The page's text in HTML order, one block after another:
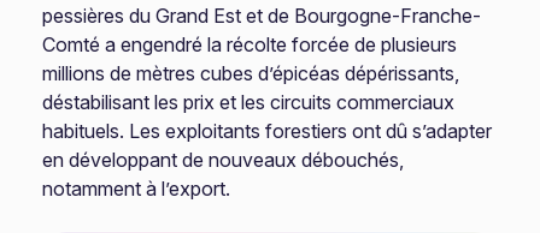
pessières du Grand Est et de Bourgogne-Franche-
Comté a engendré la récolte forcée de plusieurs
millions de mètres cubes d’épicéas dépérissants,
déstabilisant les prix et les circuits commerciaux
habituels. Les exploitants forestiers ont dû s’adapter
en développant de nouveaux débouchés,
notamment à l’export.